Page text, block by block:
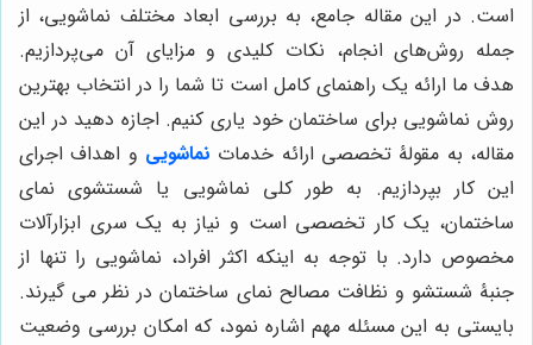
است. در این مقاله جامع، به بررسی ابعاد مختلف نماشویی، از
جمله روش‌های انجام، نکات کلیدی و مزایای آن می‌پردازیم.
هدف ما ارائه یک راهنمای کامل است تا شما را در انتخاب بهترین
روش نماشویی برای ساختمان خود یاری کنیم. اجازه دهید در این
مقاله، به مقولۀ تخصصی ارائه خدمات نماشویی و اهداف اجرای
این کار بپردازیم. به طور کلی نماشویی یا شستشوی نمای
ساختمان، یک کار تخصصی است و نیاز به یک سری ابزارآلات
مخصوص دارد. با توجه به اینکه اکثر افراد، نماشویی را تنها از
جنبۀ شستشو و نظافت مصالح نمای ساختمان در نظر می گیرند.
بایستی به این مسئله مهم اشاره نمود، که امکان بررسی وضعیت